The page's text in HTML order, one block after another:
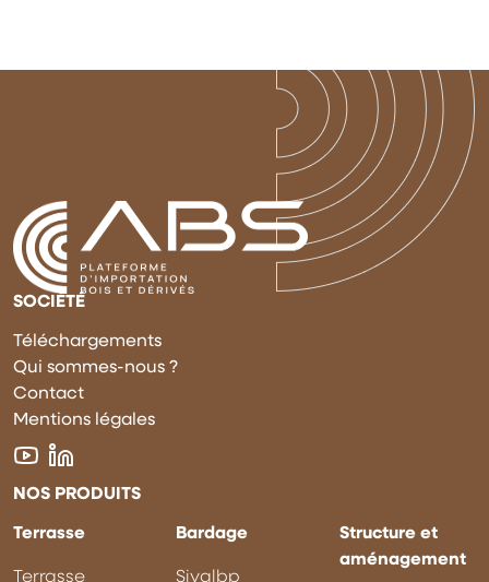
SOCIÉTÉ
Téléchargements
Qui sommes-nous ?
Contact
Mentions légales
NOS PRODUITS
Terrasse
Terrasse
Bardage
Sivalbp
Structure et
aménagement